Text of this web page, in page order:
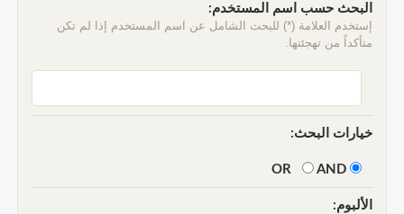
البحث حسب اسم المستخدم:
إستخدم العلامة (*) للبحث الشامل عن اسم المستخدم إذا لم تكن
متأكداً من تهجئتها.
خيارات البحث:
AND
الألبوم: